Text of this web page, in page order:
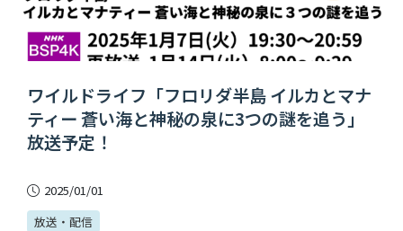
ワイルドライフ「フロリダ半島 イルカとマナ
ティー 蒼い海と神秘の泉に3つの謎を追う」
放送予定！
2025/01/01
放送・配信